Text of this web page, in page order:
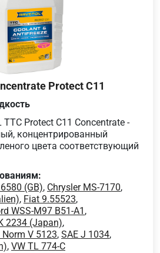
Protect C11
TTC Protect C11 Concentrate -
концентрированный
цвета соответствующий
(GB), Chrysler MS-7170,
, Fiat 9.55523,
WSS-M97 B51-A1 ,
2234 (Japan),
Norm V 5123, SAE J 1034,
, VW TL 774-C